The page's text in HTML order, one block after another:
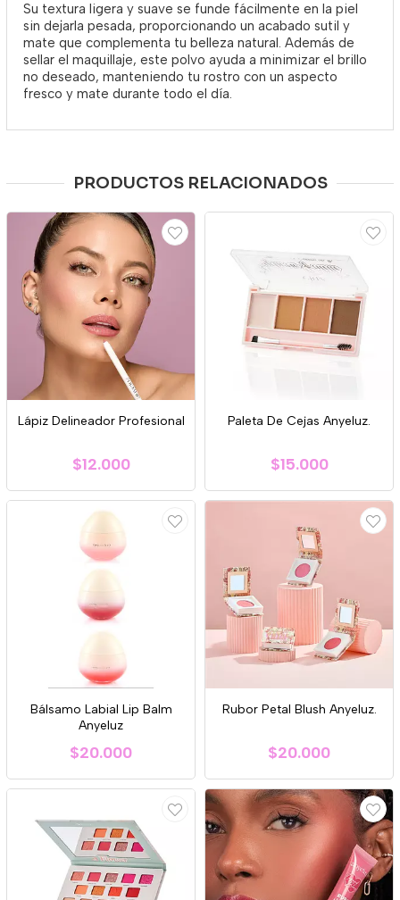
Su textura ligera y suave se funde fácilmente en la piel
sin dejarla pesada, proporcionando un acabado sutil y
mate que complementa tu belleza natural. Además de
sellar el maquillaje, este polvo ayuda a minimizar el brillo
no deseado, manteniendo tu rostro con un aspecto
fresco y mate durante todo el día.
PRODUCTOS RELACIONADOS
Lápiz Delineador Profesional
$12.000
Paleta De Cejas Anyeluz.
$15.000
Bálsamo Labial Lip Balm
Anyeluz
$20.000
Rubor Petal Blush Anyeluz.
$20.000